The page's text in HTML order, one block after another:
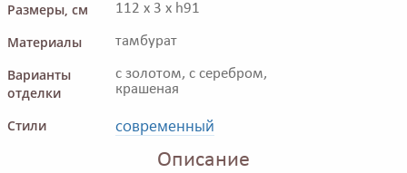
Размеры, см
112 x 3 x h91
Материалы тамбурат
Варианты
отделки
с золотом, с серебром,
крашеная
Стили современный
Описание